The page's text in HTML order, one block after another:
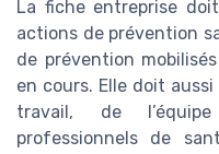
La fiche entreprise
actions de prévention
de prévention
en cours. Elle doit
travail, de
professionnels de